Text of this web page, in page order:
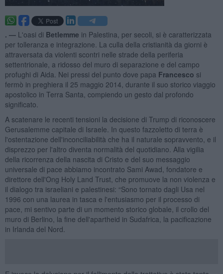
. — L'oasi di Betlemme in Palestina, per secoli, si è caratterizzata
per tolleranza e integrazione. La culla della cristianità da giorni è
attraversata da violenti scontri nelle strade della periferia
settentrionale, a ridosso del muro di separazione e del campo
profughi di Aida. Nei pressi del punto dove papa Francesco si
fermò in preghiera il 25 maggio 2014, durante il suo storico viaggio
apostolico in Terra Santa, compiendo un gesto dal profondo
significato.
A scatenare le recenti tensioni la decisione di Trump di riconoscere
Gerusalemme capitale di Israele. In questo fazzoletto di terra è
l'ostentazione dell'inconciliabilità che ha il naturale sopravvento, e il
disprezzo per l'altro diventa normalità del quotidiano. Alla vigilia
della ricorrenza della nascita di Cristo e del suo messaggio
universale di pace abbiamo incontrato Sami Awad, fondatore e
direttore dell'Ong Holy Land Trust, che promuove la non violenza e
il dialogo tra israeliani e palestinesi: “Sono tornato dagli Usa nel
1996 con una laurea in tasca e l'entusiasmo per il processo di
pace, mi sentivo parte di un momento storico globale, il crollo del
muro di Berlino, la fine dell'apartheid in Sudafrica, la pacificazione
in Irlanda del Nord.